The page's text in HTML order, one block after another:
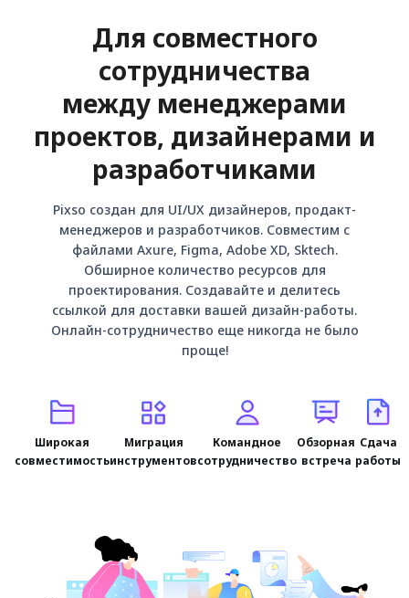
Для совместного
сотрудничества
между менеджерами
проектов, дизайнерами и
разработчиками
Pixso создан для UI/UX дизайнеров, продакт-
менеджеров и разработчиков. Совместим с
файлами Axure, Figma, Adobe XD, Sktech.
Обширное количество ресурсов для
проектирования. Создавайте и делитесь
ссылкой для доставки вашей дизайн-работы.
Онлайн-сотрудничество еще никогда не было
проще!
Широкая
совместимость
Миграция
инструментов
Командное
сотрудничество
Обзорная
встреча
Сдача
работы